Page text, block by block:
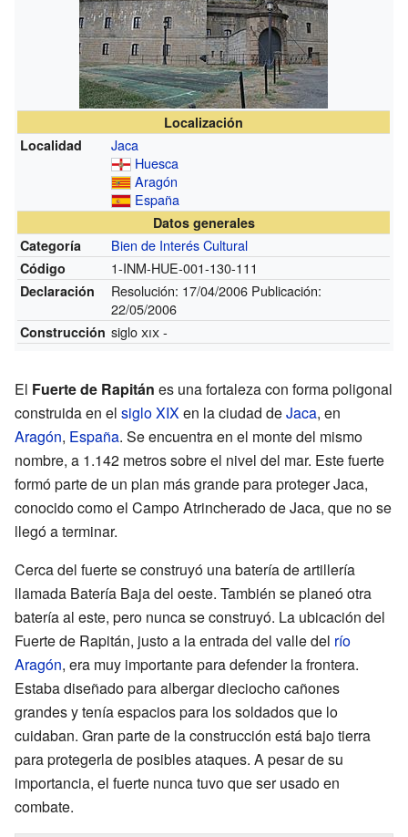
Localización
Localidad
Jaca
Huesca
Aragón
España
Datos generales
Categoría
Bien de Interés Cultural
Código 1-INM-HUE-001-130-111
Declaración
Resolución: 17/04/2006 Publicación:
22/05/2006
Construcción sigloxix-
El Fuerte de Rapitán es una fortaleza con forma poligonal
construida en el siglo XIXen la ciudad deJaca, en
Aragón, España. Se encuentra en el monte del mismo
nombre, a 1.142 metros sobre el nivel del mar. Este fuerte
formó parte de un plan más grande para proteger Jaca,
conocido como el Campo Atrincherado de Jaca, que no se
llegó a terminar.
Cerca del fuerte se construyó una batería de artillería
llamada Batería Baja del oeste. También se planeó otra
batería al este, pero nunca se construyó. La ubicación del
Fuerte de Rapitán, justo a la entrada del valle del río
Aragón, era muy importante para defender la frontera.
Estaba diseñado para albergar dieciocho cañones
grandes y tenía espacios para los soldados que lo
cuidaban. Gran parte de la construcción está bajo tierra
para protegerla de posibles ataques. A pesar de su
importancia, el fuerte nunca tuvo que ser usado en
combate.